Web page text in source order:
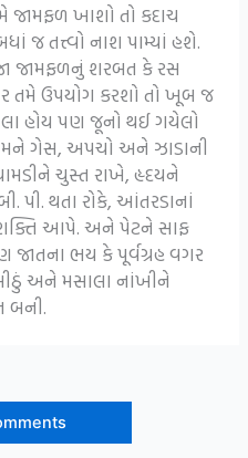
ખાશો તો કદાચ
જ તત્ત્વો નાશ પામ્યાં હશે.
જામફળનું શરબત કે રસ
તમે ઉપયોગ કરશો તો ખૂબ જ
હોય પણ જૂનો થઈ ગયેલો
ગેસ, અપચો અને ઝાડાની
ચુસ્ત રાખે, હૃદયને
પી. થતા રોકે, આંતરડાનાં
આપે. અને પેટને સાફ
ભય કે પૂર્વગ્રહ વગર
અને મસાલા નાંખીને
બની.